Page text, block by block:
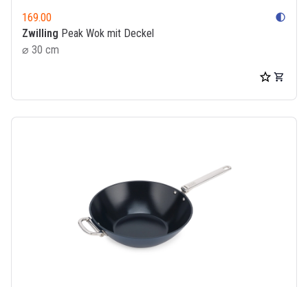
169.00 contrast
Zwilling Peak Wok mit Deckel
⌀ 30 cm